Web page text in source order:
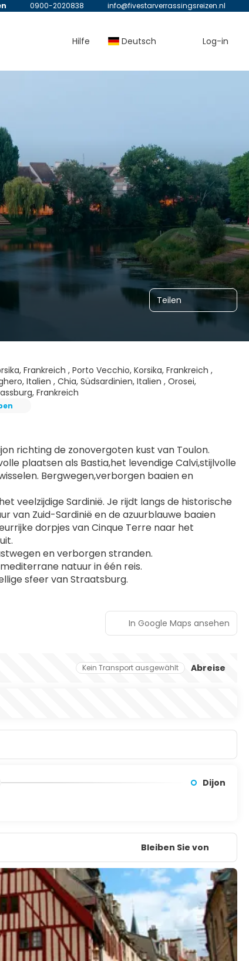
0900-2020838 info@fivestarverrassingsreizen.nl
Hilfe Deutsch Log-in
Teilen
Frankreich , Porto Vecchio, Korsika, Frankreich ,
Italien , Chia, Südsardinien, Italien , Orosei,
Frankreich
richting de zonovergoten kust van Toulon.
plaatsen als Bastia,het levendige Calvi,stijlvolle
Bergwegen,verborgen baaien en
veelzijdige Sardinië. Je rijdt langs de historische
van Zuid-Sardinië en de azuurblauwe baaien
dorpjes van Cinque Terre naar het
en verborgen stranden.
natuur in één reis.
sfeer van Straatsburg.
In Google Maps ansehen
Kein Transport ausgewählt Abreise
Dijon
Bleiben Sie von